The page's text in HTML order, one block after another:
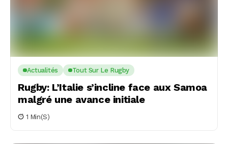
Actualités Tout Sur Le Rugby
Rugby: L’Italie s’incline face aux Samoa
malgré une avance initiale
1 Min(s)